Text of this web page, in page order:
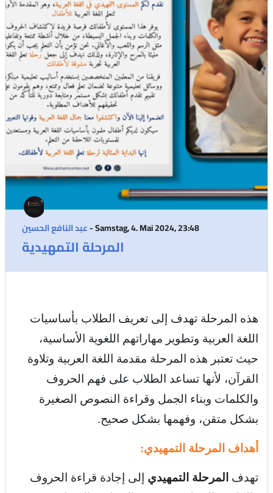
عبد النافع الحسين- Samstag, 4. Mai 2024, 23:48
المرحلة التمهيدية
هذه المرحلة تهدف إلى تعريف الطلاب بأساسيات
اللغة العربية وتطوير مهاراتهم اللغوية الأساسية،
حيث تعتبر هذه المرحلة مقدمة اللغة العربية وتلاوة
القرآن، لأنها تساعد الطلاب على فهم الحروف
والكلمات وبناء الجمل وقراءة النصوص الصغيرة
بشكل متقن، وفهمها بشكل صحيح.
أهداف المرحلة التمهيدي:
تهدف المرحلة التمهيدي إلى إجادة قراءة الحروف